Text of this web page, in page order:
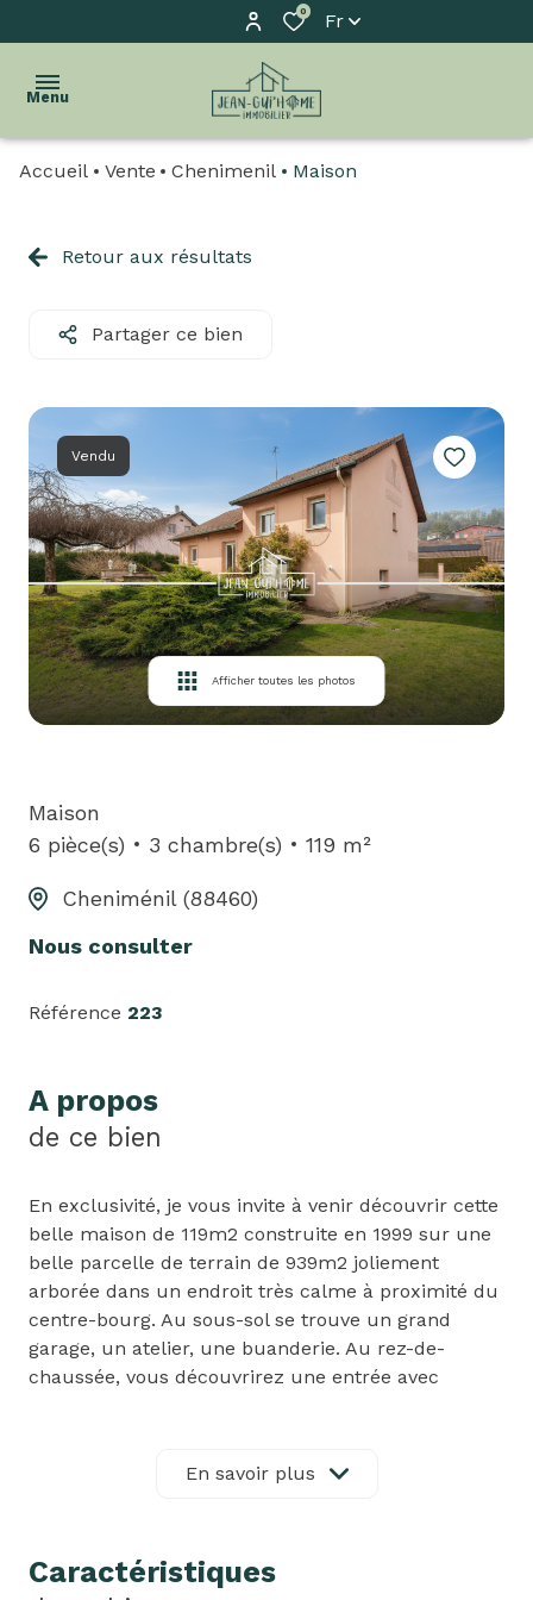
0 Fr
Menu
l'agence
estimation
biens
à
louer
biens
loués
équipe
Accueil Vente Chenimenil Maison
Retour aux résultats
Partager ce bien
Vendu
Afficher toutes les photos
Maison
6 pièce(s)
3 chambre(s) 119 m²
Cheniménil (88460)
Nous consulter
Référence 223
A propos
de ce bien
En exclusivité, je vous invite à venir découvrir cette
belle maison de 119m2 construite en 1999 sur une
belle parcelle de terrain de 939m2 joliement
arborée dans un endroit très calme à proximité du
centre-bourg. Au sous-sol se trouve un grand
garage, un atelier, une buanderie. Au rez-de-
chaussée, vous découvrirez une entrée avec
ouvertes sur le jardin et la terrasse, une cuisine
équipée avec accès à la terrasse. En demi-niveau
et douche. Et au dernier étage, une jolie chambre
En savoir plus
Caractéristiques